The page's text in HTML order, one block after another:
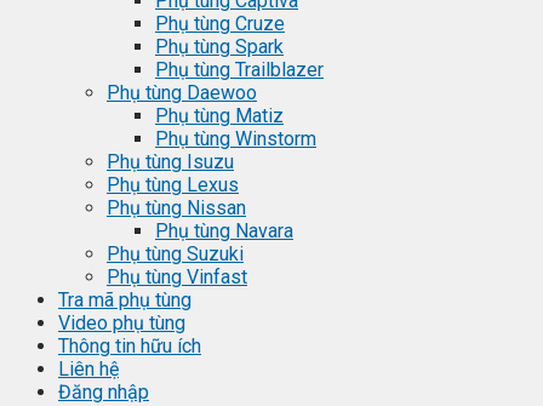
Phụ tùng Cruze
Phụ tùng Spark
Phụ tùng Trailblazer
Phụ tùng Daewoo
Phụ tùng Matiz
Phụ tùng Winstorm
Phụ tùng Isuzu
Phụ tùng Lexus
Phụ tùng Nissan
Phụ tùng Navara
Phụ tùng Suzuki
Phụ tùng Vinfast
Tra mã phụ tùng
Video phụ tùng
Thông tin hữu ích
Liên hệ
Đăng nhập